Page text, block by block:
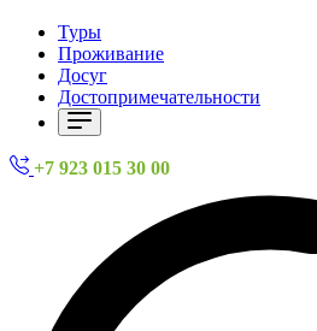
Туры
Проживание
Досуг
Достопримечательности
+7 923 015 30 00